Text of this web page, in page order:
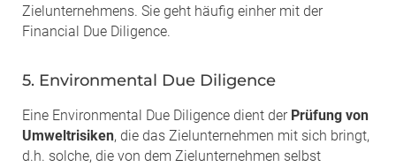
Zielunternehmens. Sie geht häufig einher mit der
Financial Due Diligence.
5. Environmental Due Diligence
Eine Environmental Due Diligence dient der Prüfung von
Umweltrisiken, die das Zielunternehmen mit sich bringt,
d.h. solche, die von dem Zielunternehmen selbst